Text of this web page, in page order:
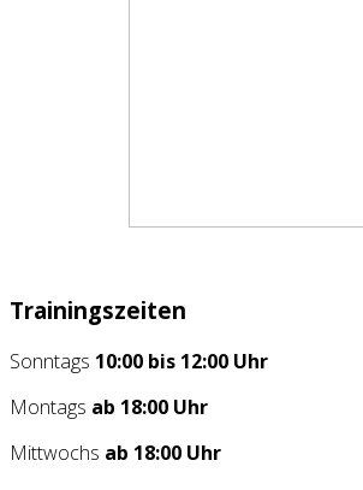
Trainingszeiten
Sonntags 10:00 bis 12:00 Uhr
Montags ab 18:00 Uhr
Mittwochs ab 18:00 Uhr